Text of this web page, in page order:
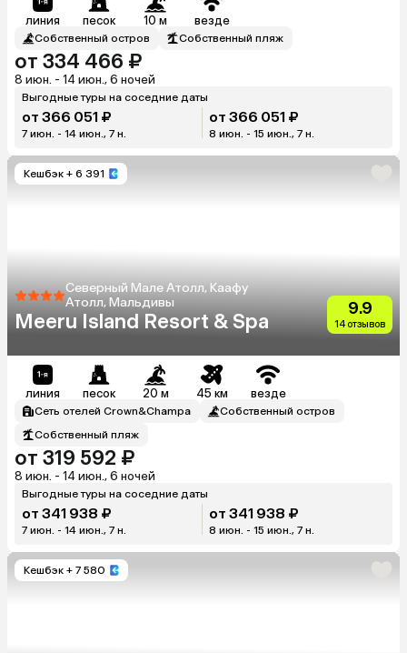
линия песок 10 м везде
Собственный остров Собственный пляж
от 334 466 ₽
8 июн. - 14 июн., 6 ночей
Выгодные туры на соседние даты
от 366 051 ₽
7 июн. - 14 июн., 7 н.
от 366 051 ₽
8 июн. - 15 июн., 7 н.
Кешбэк + 6 391
Северный Мале Атолл, Каафу
Атолл, Мальдивы
Meeru Island Resort & Spa
9.9
14 отзывов
линия песок 20 м 45 км везде
Сеть отелей Crown&Champa
Собственный остров
Собственный пляж
от 319 592 ₽
8 июн. - 14 июн., 6 ночей
Выгодные туры на соседние даты
от 341 938 ₽
7 июн. - 14 июн., 7 н.
от 341 938 ₽
8 июн. - 15 июн., 7 н.
Кешбэк + 7 580